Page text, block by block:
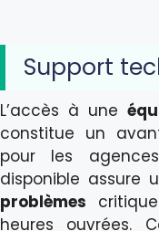
Support
L’accès à une
constitue un
pour les
disponible assure
problèmes
heures ouvrées.